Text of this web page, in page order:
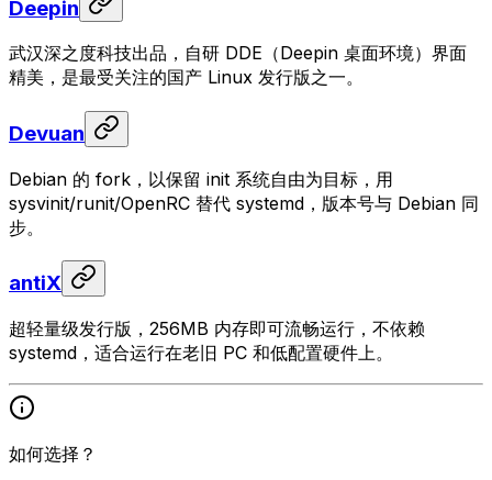
Deepin
武汉深之度科技出品，自研 DDE（Deepin 桌面环境）界面
精美，是最受关注的国产 Linux 发行版之一。
Devuan
Debian 的 fork，以保留 init 系统自由为目标，用
sysvinit/runit/OpenRC 替代 systemd，版本号与 Debian 同
步。
antiX
超轻量级发行版，256MB 内存即可流畅运行，不依赖
systemd，适合运行在老旧 PC 和低配置硬件上。
如何选择？